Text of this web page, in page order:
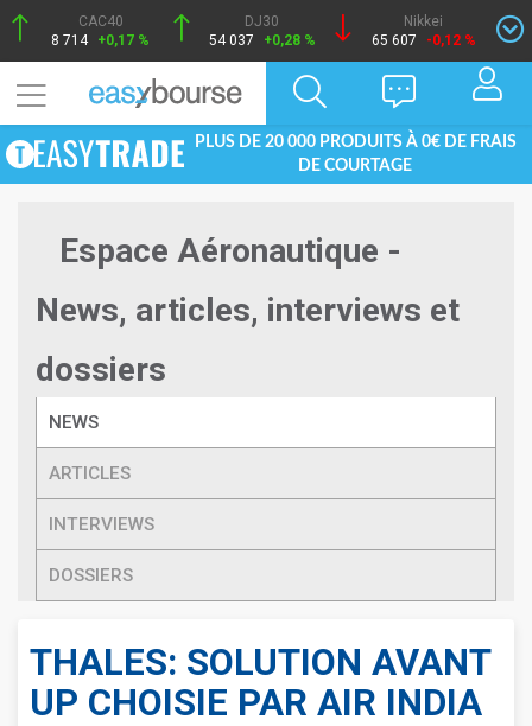
CAC40
8 714 +0,17 %
DJ30
54 037
+0,28 %
Nikkei
65 607
-0,12 %
PLUS DE 20 000 PRODUITS À 0€ DE FRAIS
DE COURTAGE
Espace Aéronautique -
News, articles, interviews et
dossiers
NEWS
ARTICLES
INTERVIEWS
DOSSIERS
THALES: SOLUTION AVANT
UP CHOISIE PAR AIR INDIA